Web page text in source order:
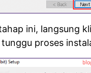
ini, langsung
proses